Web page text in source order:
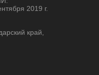
2019 г.
край,